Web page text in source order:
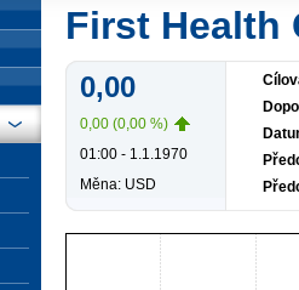
First
0,00
0,00 (0,00 %)
01:00 - 1.1.1970
Měna: USD